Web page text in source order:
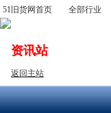
51旧货网首页 全部行业
资讯站
返回主站